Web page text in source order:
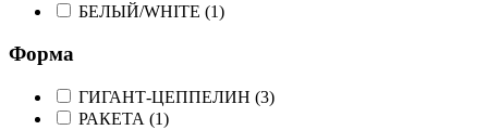
БЕЛЫЙ/WHITE (1)
Форма
ГИГАНТ-ЦЕППЕЛИН (3)
РАКЕТА (1)